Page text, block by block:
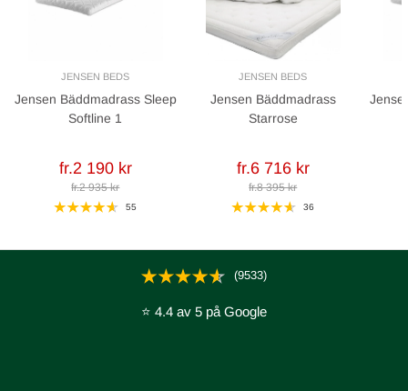
JENSEN BEDS
Jensen Bäddmadrass Sleep
Softline 1
fr.2 190 kr
fr.2 935 kr
55
JENSEN BEDS
Jensen Bäddmadrass
Starrose
fr.6 716 kr
fr.8 395 kr
36
(9533)
⭐ 4.4 av 5 på Google